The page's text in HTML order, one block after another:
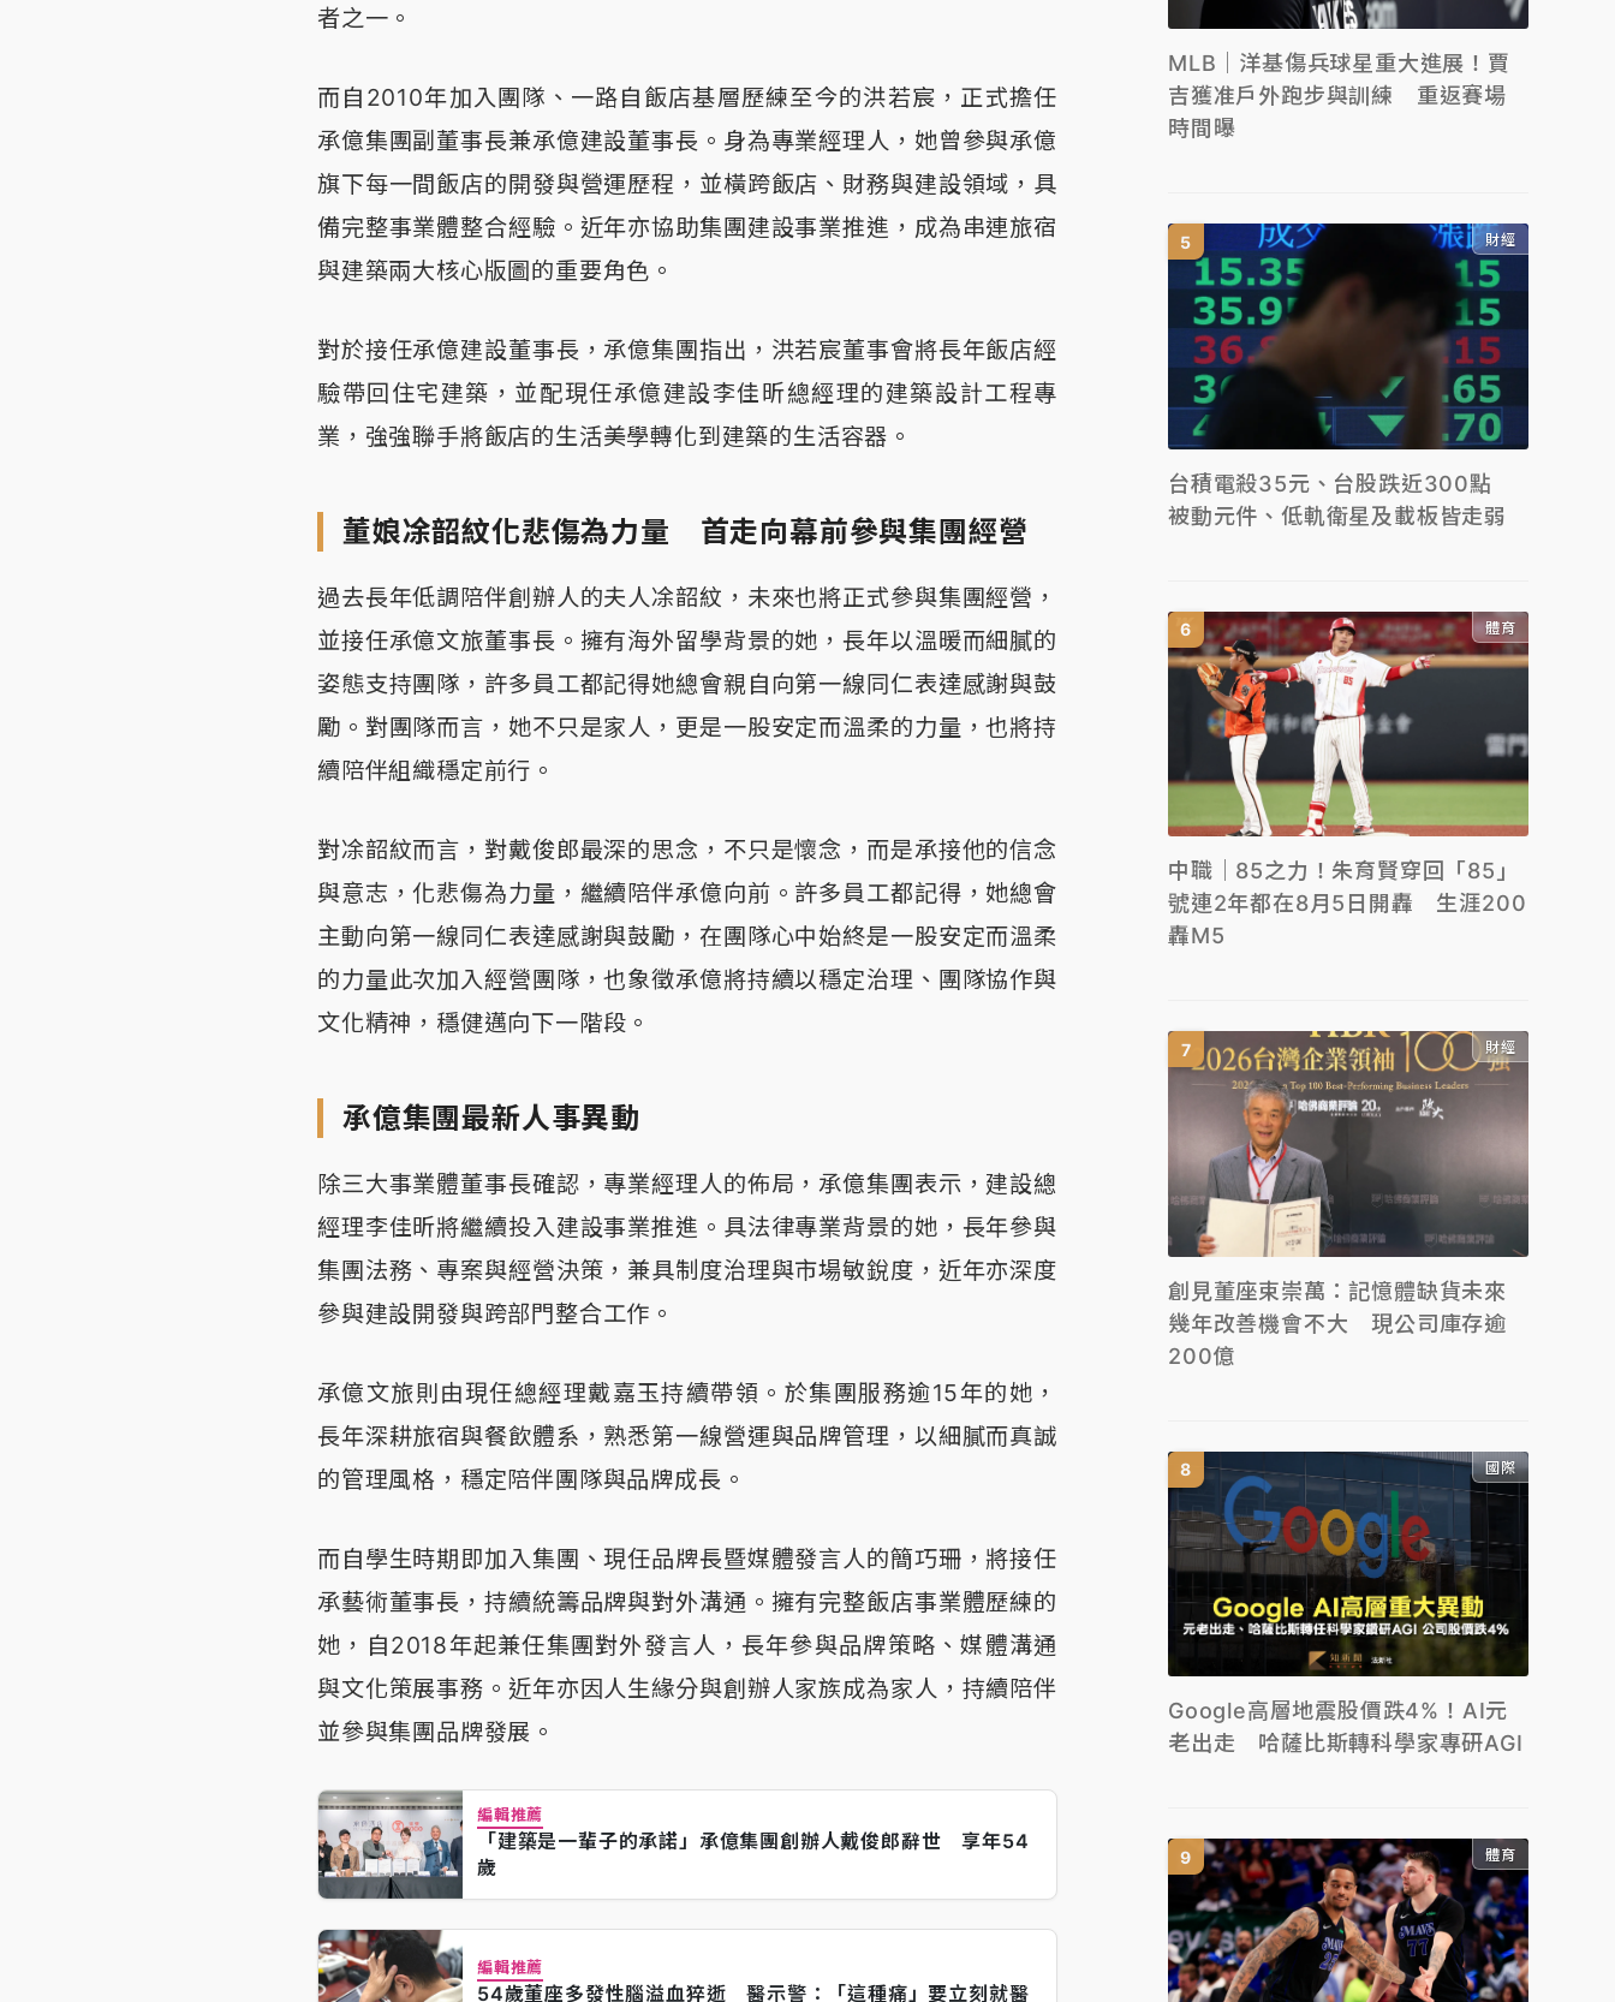
者之一。
而自2010年加入團隊、一路自飯店基層歷練至今的洪若宸，正式擔任
承億集團副董事長兼承億建設董事長。身為專業經理人，她曾參與承億
旗下每一間飯店的開發與營運歷程，並橫跨飯店、財務與建設領域，具
備完整事業體整合經驗。近年亦協助集團建設事業推進，成為串連旅宿
與建築兩大核心版圖的重要角色。
對於接任承億建設董事長，承億集團指出，洪若宸董事會將長年飯店經
驗帶回住宅建築，並配現任承億建設李佳昕總經理的建築設計工程專
業，強強聯手將飯店的生活美學轉化到建築的生活容器。
董娘凃韶紋化悲傷為力量 首走向幕前參與集團經營
過去長年低調陪伴創辦人的夫人凃韶紋，未來也將正式參與集團經營，
並接任承億文旅董事長。擁有海外留學背景的她，長年以溫暖而細膩的
姿態支持團隊，許多員工都記得她總會親自向第一線同仁表達感謝與鼓
勵。對團隊而言，她不只是家人，更是一股安定而溫柔的力量，也將持
續陪伴組織穩定前行。
對凃韶紋而言，對戴俊郎最深的思念，不只是懷念，而是承接他的信念
與意志，化悲傷為力量，繼續陪伴承億向前。許多員工都記得，她總會
主動向第一線同仁表達感謝與鼓勵，在團隊心中始終是一股安定而溫柔
的力量此次加入經營團隊，也象徵承億將持續以穩定治理、團隊協作與
文化精神，穩健邁向下一階段。
承億集團最新人事異動
除三大事業體董事長確認，專業經理人的佈局，承億集團表示，建設總
經理李佳昕將繼續投入建設事業推進。具法律專業背景的她，長年參與
集團法務、專案與經營決策，兼具制度治理與市場敏銳度，近年亦深度
參與建設開發與跨部門整合工作。
承億文旅則由現任總經理戴嘉玉持續帶領。於集團服務逾15年的她，
長年深耕旅宿與餐飲體系，熟悉第一線營運與品牌管理，以細膩而真誠
的管理風格，穩定陪伴團隊與品牌成長。
而自學生時期即加入集團、現任品牌長暨媒體發言人的簡巧珊，將接任
承藝術董事長，持續統籌品牌與對外溝通。擁有完整飯店事業體歷練的
她，自2018年起兼任集團對外發言人，長年參與品牌策略、媒體溝通
與文化策展事務。近年亦因人生緣分與創辦人家族成為家人，持續陪伴
並參與集團品牌發展。
編輯推薦
「建築是一輩子的承諾」承億集團創辦人戴俊郎辭世 享年54
歲
編輯推薦
54歲董座多發性腦溢血猝逝 醫示警：「這種痛」要立刻就醫
MLB｜洋基傷兵球星重大進展！賈
吉獲准戶外跑步與訓練 重返賽場
時間曝
財經
台積電殺35元、台股跌近300點
被動元件、低軌衛星及載板皆走弱
體育
中職｜85之力！朱育賢穿回「85」
號連2年都在8月5日開轟 生涯200
轟M5
財經
創見董座束崇萬：記憶體缺貨未來
幾年改善機會不大 現公司庫存逾
200億
國際
Google高層地震股價跌4%！AI元
老出走 哈薩比斯轉科學家專研AGI
體育